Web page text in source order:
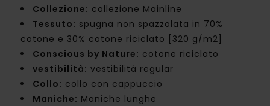
Collezione: collezione Mainline
Tessuto: spugna non spazzolata in 70%
cotone e 30% cotone riciclato [320 g/m2]
Conscious by Nature: cotone riciclato
vestibilità: vestibilità regular
Collo: collo con cappuccio
Maniche: Maniche lunghe